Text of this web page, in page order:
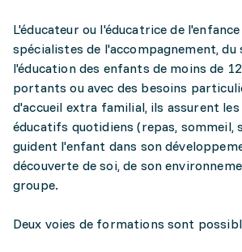
L'éducateur ou l'éducatrice de
spécialistes de l'accompagnement, du
l'éducation des enfants de moins de
portants ou avec des besoins
d'accueil extra familial, ils assurent les
éducatifs quotidiens (repas, sommeil,
guident l'enfant dans son
découverte de soi, de son
groupe.
Deux voies de formations sont